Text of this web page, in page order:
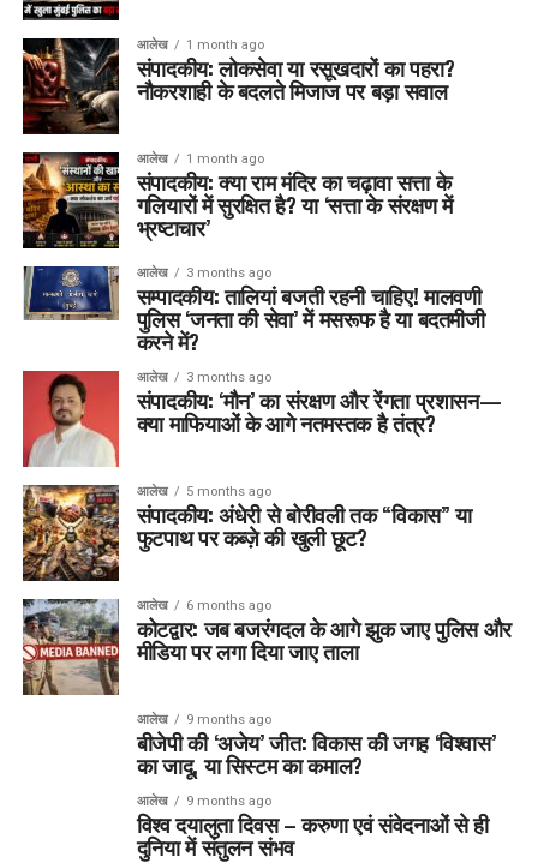
आलेख 1 month ago
संपादकीय: लोकसेवा या रसूखदारों का पहरा?
नौकरशाही के बदलते मिजाज पर बड़ा सवाल
आलेख 1 month ago
संपादकीय: क्या राम मंदिर का चढ़ावा सत्ता के
गलियारों में सुरक्षित है? या ‘सत्ता के संरक्षण में
भ्रष्टाचार’
आलेख 3 months ago
सम्पादकीय: तालियां बजती रहनी चाहिए! मालवणी
पुलिस ‘जनता की सेवा’ में मसरूफ है या बदतमीजी
करने में?
आलेख 3 months ago
संपादकीय: ‘मौन’ का संरक्षण और रेंगता प्रशासन—
क्या माफियाओं के आगे नतमस्तक है तंत्र?
आलेख 5 months ago
संपादकीय: अंधेरी से बोरीवली तक “विकास” या
फुटपाथ पर कब्ज़े की खुली छूट?
आलेख 6 months ago
कोटद्वार: जब बजरंगदल के आगे झुक जाए पुलिस और
मीडिया पर लगा दिया जाए ताला
आलेख 9 months ago
बीजेपी की ‘अजेय’ जीत: विकास की जगह ‘विश्वास’
का जादू, या सिस्टम का कमाल?
आलेख 9 months ago
विश्व दयालुता दिवस – करुणा एवं संवेदनाओं से ही
दुनिया में संतुलन संभव